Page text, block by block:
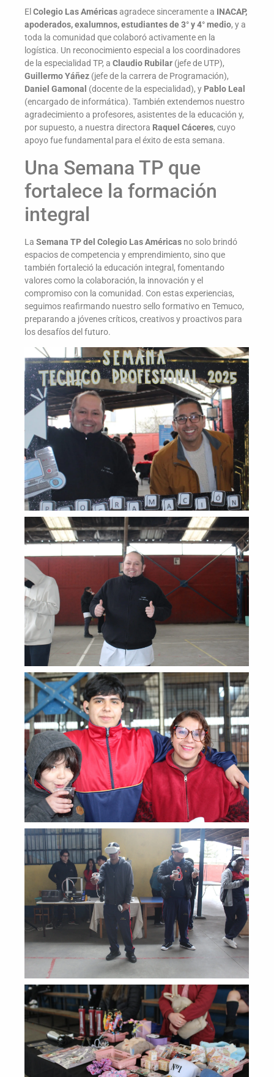
El Colegio Las Américasagradece sinceramente a INACAP,
apoderados, exalumnos, estudiantes de 3° y 4° medio, y a
toda la comunidad que colaboró activamente en la
logística. Un reconocimiento especial a los coordinadores
de la especialidad TP, a Claudio Rubilar (jefe de UTP),
Guillermo Yáñez (jefe de la carrera de Programación),
Daniel Gamonal (docente de la especialidad), y Pablo Leal
(encargado de informática). También extendemos nuestro
agradecimiento a profesores, asistentes de la educación y,
por supuesto, a nuestra directora Raquel Cáceres, cuyo
apoyo fue fundamental para el éxito de esta semana.
Una Semana TP que
fortalece la formación
integral
La Semana TP del Colegio Las Américas no solo brindó
espacios de competencia y emprendimiento, sino que
también fortaleció la educación integral, fomentando
valores como la colaboración, la innovación y el
compromiso con la comunidad. Con estas experiencias,
seguimos reafirmando nuestro sello formativo en Temuco,
preparando a jóvenes críticos, creativos y proactivos para
los desafíos del futuro.